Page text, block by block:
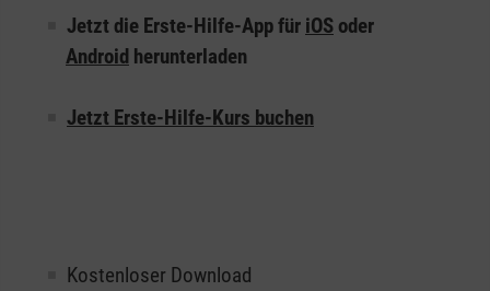
Jetzt die Erste-Hilfe-App für iOS oder
Android herunterladen
Jetzt Erste-Hilfe-Kurs buchen
Kostenloser Download